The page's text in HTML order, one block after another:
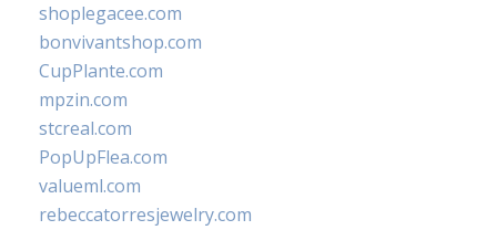
shoplegacee.com
bonvivantshop.com
CupPlante.com
mpzin.com
stcreal.com
PopUpFlea.com
valueml.com
rebeccatorresjewelry.com